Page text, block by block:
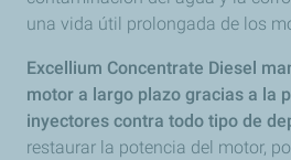
una vida útil prolongada de los
Excellium Concentrate Diesel
motor a largo plazo gracias a la
inyectores contra todo tipo de
restaurar la potencia del motor,